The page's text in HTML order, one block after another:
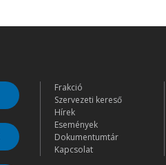
Frakció
Szervezeti kereső
Hírek
Események
Dokumentumtár
Kapcsolat